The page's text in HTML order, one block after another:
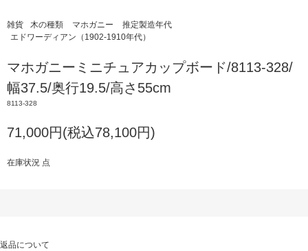
雑貨 木の種類 マホガニー
推定製造年代
エドワーディアン（1902-1910年代）
マホガニーミニチュアカップボード/8113-328/
幅37.5/奥行19.5/高さ55cm
8113-328
71,000円(税込78,100円)
在庫状況 点
返品について